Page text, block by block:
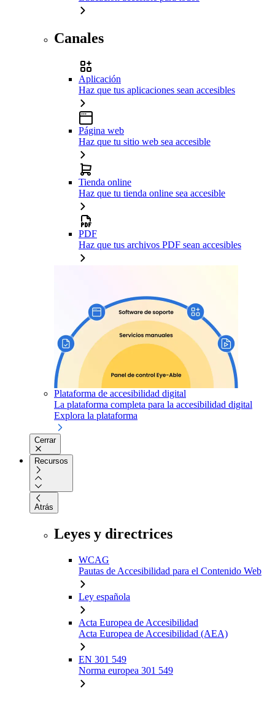
Canales
Aplicación
Haz que tus aplicaciones sean accesibles
Página web
Haz que tu sitio web sea accesible
Tienda online
Haz que tu tienda online sea accesible
PDF
Haz que tus archivos PDF sean accesibles
Plataforma de accesibilidad digital
La plataforma completa para la accesibilidad digital
Explora la plataforma
Cerrar
Recursos
Atrás
Leyes y directrices
WCAG
Pautas de Accesibilidad para el Contenido Web
Ley española
Acta Europea de Accesibilidad
Acta Europea de Accesibilidad (AEA)
EN 301 549
Norma europea 301 549